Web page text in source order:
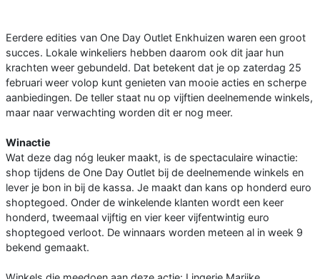
Eerdere edities van One Day Outlet Enkhuizen waren een groot
succes. Lokale winkeliers hebben daarom ook dit jaar hun
krachten weer gebundeld. Dat betekent dat je op zaterdag 25
februari weer volop kunt genieten van mooie acties en scherpe
aanbiedingen. De teller staat nu op vijftien deelnemende winkels,
maar naar verwachting worden dit er nog meer.
Winactie
Wat deze dag nóg leuker maakt, is de spectaculaire winactie:
shop tijdens de One Day Outlet bij de deelnemende winkels en
lever je bon in bij de kassa. Je maakt dan kans op honderd euro
shoptegoed. Onder de winkelende klanten wordt een keer
honderd, tweemaal vijftig en vier keer vijfentwintig euro
shoptegoed verloot. De winnaars worden meteen al in week 9
bekend gemaakt.